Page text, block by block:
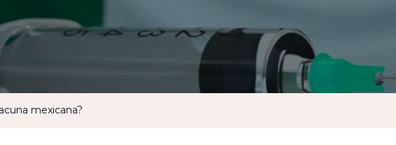
mexicana?